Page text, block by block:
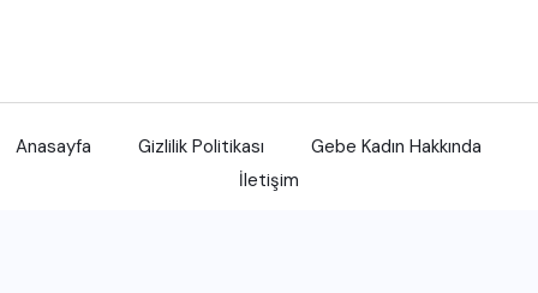
Anasayfa Gizlilik Politikası
Gebe Kadın Hakkında
İletişim